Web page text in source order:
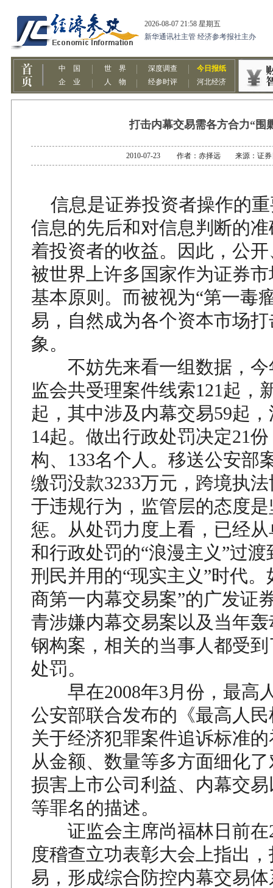
打击内幕交易需各方合力“围
2010-07-23 作者：赤择远 来源：证券
信息是证券投资者操作的
信息的先后和对信息判断的
着投资者的收益。因此，公
被世界上许多国家作为证券
基本原则。而被视为“第一毒
易，自然成为各个资本市场
象。
不妨先来看一组数据，今
监会共受理案件线索121起，
起，其中涉及内幕交易59起
14起。做出行政处罚决定21
构、133名个人。移送公安部
缴罚没款3233万元，跨境执
于违规行为，监管层的态度
惩。从处罚力度上看，已经
和行政处罚的“浪漫主义”过
刑民并用的“现实主义”时代。
商第一内幕交易案”的广发证
青涉嫌内幕交易案以及当年
钢构案，相关的当事人都受
处罚。
早在2008年3月份，最高
公安部联合发布的《最高人
关于经济犯罪案件追诉标准
从金额、数量等多方面细化
损害上市公司利益、内幕交
等罪名的描述。
证监会主席尚福林日前在
度稽查立功表彰大会上指出
易，形成综合防控内幕交易